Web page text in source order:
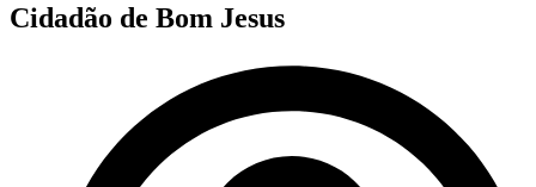
Cidadão de Bom Jesus